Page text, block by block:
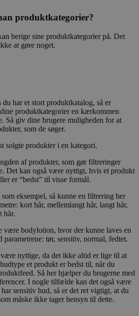
produktkategorier?
berige sine produktkategorier på. Det
at gøre noget.
har et stort produktkatalog, så er
produktkategorier en kærkommen
Så giv dine brugere muligheden for at
som de søger.
solgte produkter i en kategori.
af produkter, som gør filtreringer
Det kan også være nyttigt, hvis et produkt
er “bedst” til visse formål.
eksempel, så kunne en filtrering her
kort hår, mellemlangt hår, langt hår,
hår.
være bodylotion, hvor der kunne laves en
tør, sensitiv, normal, fedtet.
nyttige, da det ikke altid er lige til at
et produkt er bedst til, når du
Så her hjælper du brugerne med
I nogle tilfælde kan det også være
sensitiv hud, så er det ret vigtigt, at du
måske ikke tager hensyn til dette.